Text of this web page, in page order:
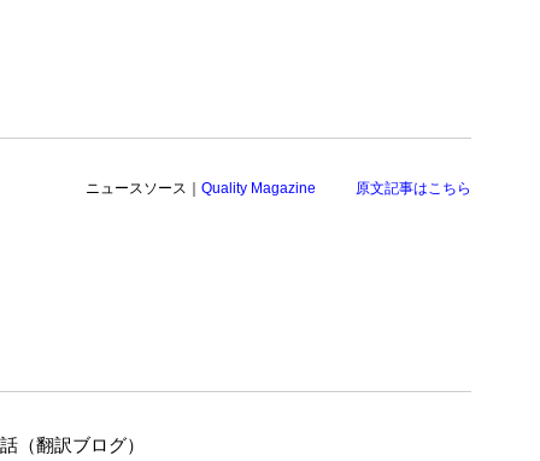
ニュースソース｜ Quality Magazine 原文記事はこちら
（翻訳ブログ）